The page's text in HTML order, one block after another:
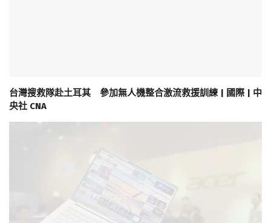
台灣搜救隊赴土耳其 參加無人機整合激流救援訓練 | 國際 | 中
央社 CNA